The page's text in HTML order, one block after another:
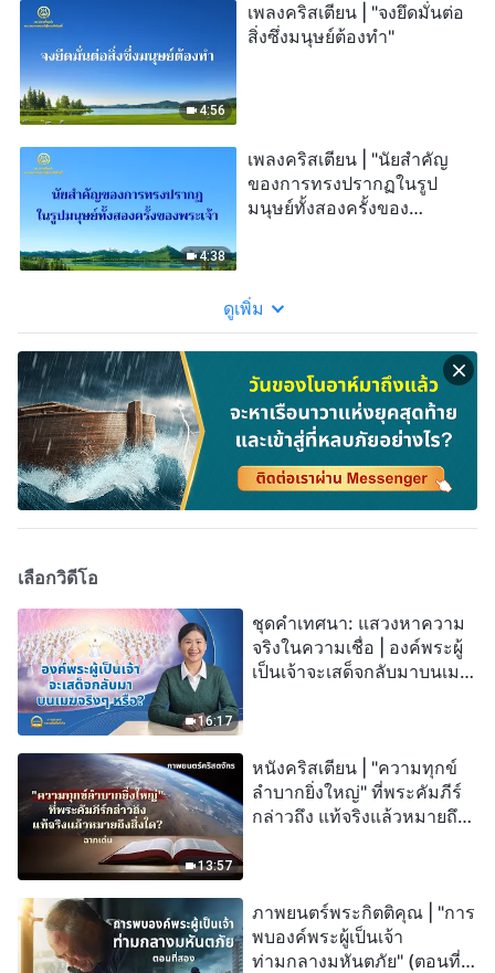
4:56
เพลงคริสเตียน | "จงยึดมั่นต่อ
สิ่งซึ่งมนุษย์ต้องทำ"
4:38
เพลงคริสเตียน | "นัยสำคัญ
ของการทรงปรากฏในรูป
มนุษย์ทั้งสองครั้งของ
ดูเพิ่ม
เลือกวิดีโอ
16:17
ชุดคำเทศนา: แสวงหาความ
จริงในความเชื่อ | องค์พระผู้
เป็นเจ้าจะเสด็จกลับมาบนเมฆ
13:57
หนังคริสเตียน | "ความทุกข์
ลำบากยิ่งใหญ่" ที่พระคัมภีร์
กล่าวถึง แท้จริงแล้วหมายถึง
ภาพยนตร์พระกิตติคุณ | "การ
พบองค์พระผู้เป็นเจ้า
ท่ามกลางมหันตภัย" (ตอนที่